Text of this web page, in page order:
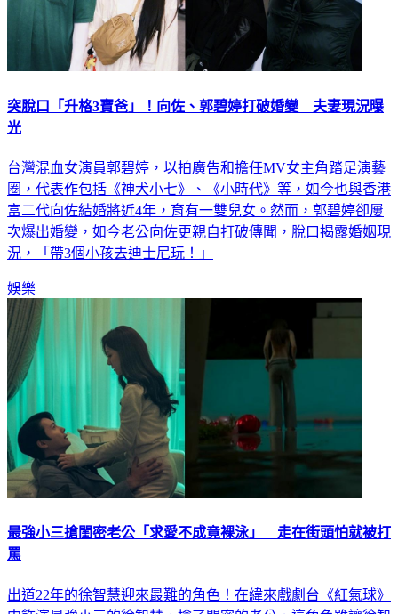
突脫口「升格3寶爸」！向佐、郭碧婷打破婚變 夫妻現況曝
台灣混血女演員郭碧婷，以拍廣告和擔任MV女主角踏足演藝
圈，代表作包括《神犬小七》、《小時代》等，如今也與香港
富二代向佐結婚將近4年，育有一雙兒女。然而，郭碧婷卻屢
次爆出婚變，如今老公向佐更親自打破傳聞，脫口揭露婚姻現
娛樂
最強小三搶閨密老公「求愛不成竟裸泳」 走在街頭怕就被打